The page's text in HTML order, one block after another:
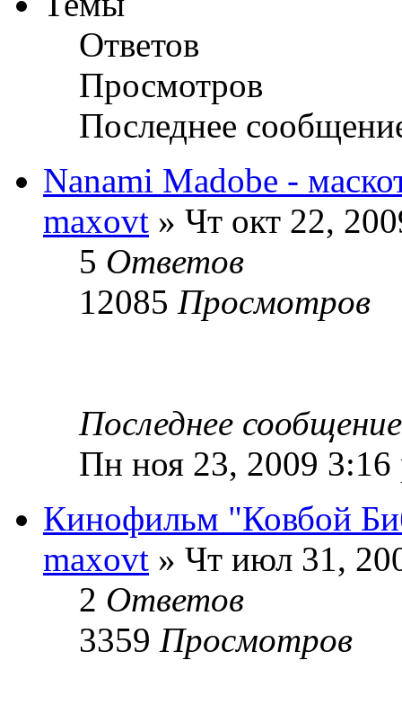
Ответов
Просмотров
Последнее
Nanami Madobe -
maxovt » Чт окт 22,
5 Ответов
12085 Просмотров
Последнее
Пн ноя 23, 2009 3:16
Кинофильм "Ковбой
maxovt » Чт июл 31,
2 Ответов
3359 Просмотров